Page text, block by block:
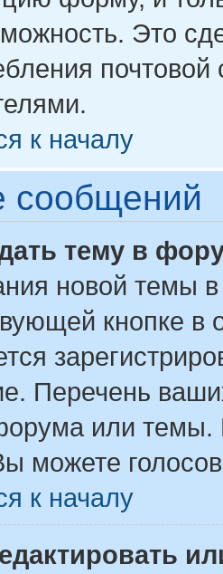
Это
к началу
сообщений
тему в
новой темы
кнопке
Перечень
или
можете
к началу